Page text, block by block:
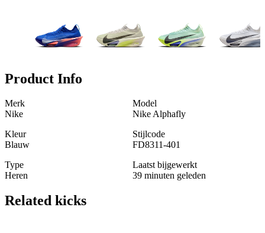
Product Info
Merk
Nike
Model
Nike Alphafly
Kleur
Blauw
Stijlcode
FD8311-401
Type
Heren
Laatst bijgewerkt
39 minuten geleden
Related kicks